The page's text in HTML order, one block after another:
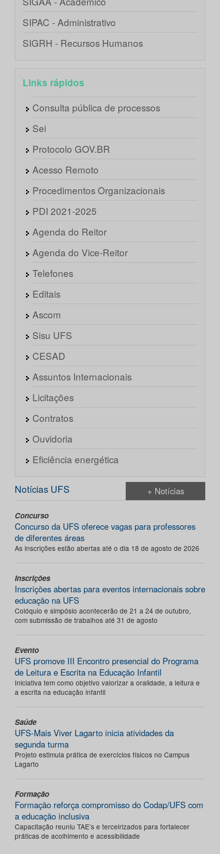
SIPAC - Administrativo
SIGRH - Recursos Humanos
Links rápidos
Consulta pública de processos
Sei
Protocolo GOV.BR
Acesso Remoto
Procedimentos Organizacionais
PDI 2021-2025
Agenda do Reitor
Agenda do Vice-Reitor
Telefones
Editais
Ascom
Sisu UFS
CESAD
Assuntos Internacionais
Licitações
Contratos
Ouvidoria
Eficiência energética
Notícias UFS + Notícias
Concurso
Concurso da UFS oferece vagas para professores
de diferentes áreas
As inscrições estão abertas até o dia 18 de agosto de 2026
Inscrições
Inscrições abertas para eventos internacionais sobre
educação na UFS
Colóquio e simpósio acontecerão de 21 a 24 de outubro,
com submissão de trabalhos até 31 de agosto
Evento
UFS promove III Encontro presencial do Programa
de Leitura e Escrita na Educação Infantil
Iniciativa tem como objetivo valorizar a oralidade, a leitura e
a escrita na educação infantil
Saúde
UFS-Mais Viver Lagarto inicia atividades da
segunda turma
Projeto estimula prática de exercícios físicos no Campus
Lagarto
Formação
Formação reforça compromisso do Codap/UFS com
a educação inclusiva
Capacitação reuniu TAE’s e terceirizados para fortalecer
práticas de acolhimento e acessibilidade